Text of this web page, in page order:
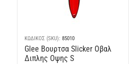
ΚΩΔΙΚΟΣ (SKU): 85010
Glee Βουρτσα Slicker Οβαλ
Διπλης Οψης S